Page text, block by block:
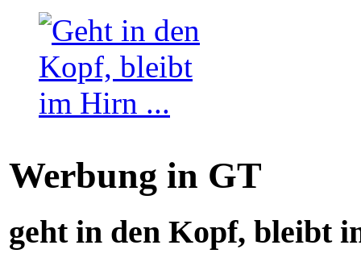
Werbung in GT
geht in den Kopf, bleibt